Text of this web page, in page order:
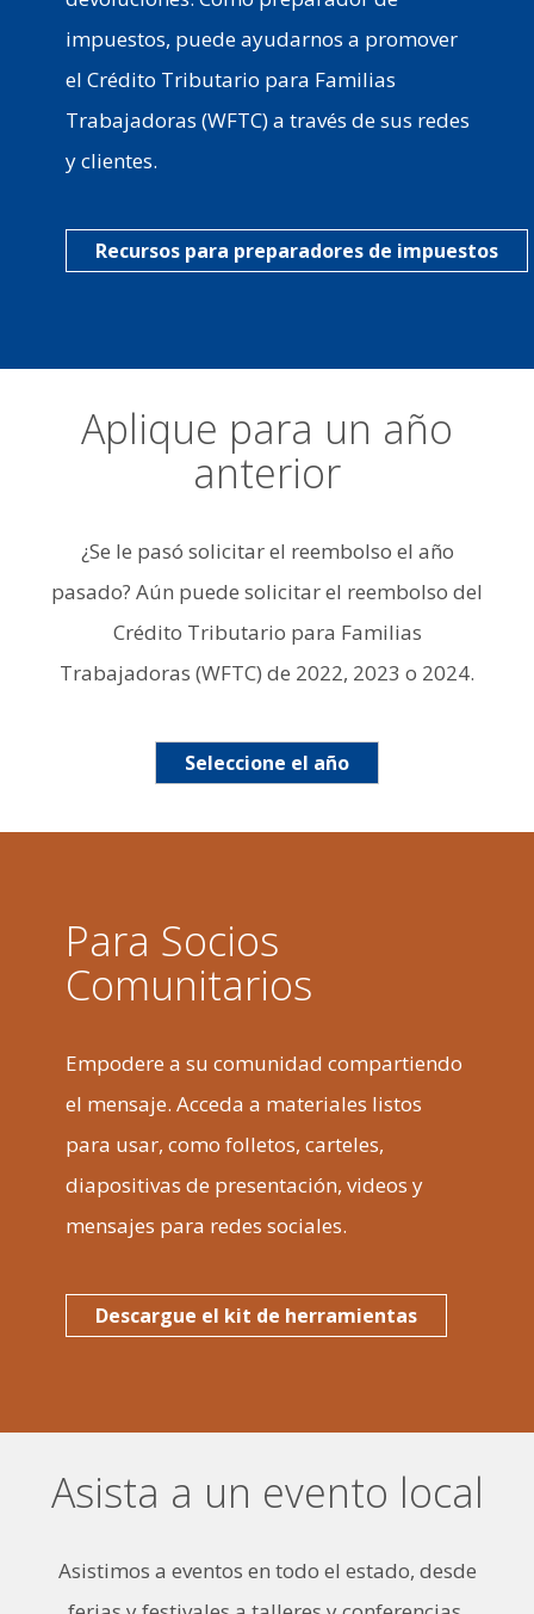
impuestos, puede ayudarnos a promover
el Crédito Tributario para Familias
Trabajadoras (WFTC) a través de sus redes
y clientes.
Recursos para preparadores de impuestos
Aplique para un año
anterior
¿Se le pasó solicitar el reembolso el año
pasado? Aún puede solicitar el reembolso del
Crédito Tributario para Familias
Trabajadoras (WFTC) de 2022, 2023 o 2024.
Seleccione el año
Para Socios
Comunitarios
Empodere a su comunidad compartiendo
el mensaje. Acceda a materiales listos
para usar, como folletos, carteles,
diapositivas de presentación, videos y
mensajes para redes sociales.
Descargue el kit de herramientas
Asista a un evento local
Asistimos a eventos en todo el estado, desde